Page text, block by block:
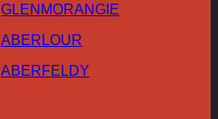
GLENMORANGIE
ABERLOUR
ABERFELDY